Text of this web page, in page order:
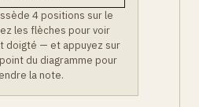
4 positions sur le
les flèches pour voir
doigté — et appuyez sur
du diagramme pour
la note.